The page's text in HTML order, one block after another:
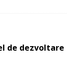
de dezvoltare